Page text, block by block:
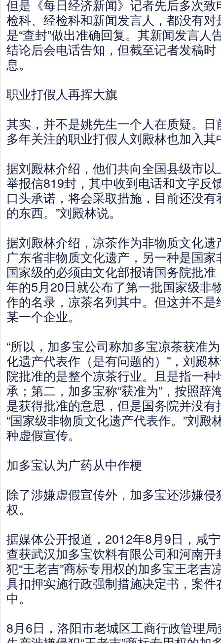
但是《每日经济新闻》记者先后多次
检科、经检科和新闻发言人，都没有对
是“查封”做出准确回复。其新闻发言人
结论后会电话告知，但截至记者发稿
息。
职业打假人再挥大旗
其实，并不是姚先生一个人在质疑。
多年关注的职业打假人刘殿林也加入其
据刘殿林介绍，他们共向全国县级市
举报信819封，其中收到电话和文字反
口头承诺，将会采取措施，目前还没
的东西。”刘殿林说。
据刘殿林介绍，凉茶作为非物质文化
广东省非物质文化遗产，另一种是国
国家级的必须由文化部报请国务院批
年的5月20日就公布了第一批国家级非
作的名录，凉茶名列其中。但这并不
某一个企业。
“所以，加多宝公司称加多宝凉茶获准
化遗产代表作（是有问题的）”，刘殿
院批准的是整个凉茶行业。且是指一
承；第二，加多宝称“获准为”，按照辞
是获得批准的意思，但是国务院并没
“国家级非物质文化遗产代表作。”刘殿
种虚假宣传。
加多宝认为广药从中作梗
除了涉嫌虚假宣传外，加多宝还涉嫌
权。
据媒体公开报道，2012年8月9日，咸
查获武汉加多宝饮料有限公司和河南
犯“王老吉”商标专用权的加多宝王老吉
具扣押实施行政强制措施决定书，案
中。
8月6日，洛阳市老城区工商行政管理